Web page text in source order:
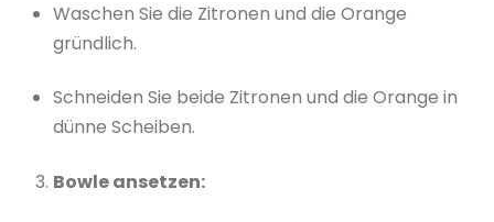
Waschen Sie die Zitronen und die Orange
gründlich.
Schneiden Sie beide Zitronen und die Orange in
dünne Scheiben.
Bowle ansetzen: